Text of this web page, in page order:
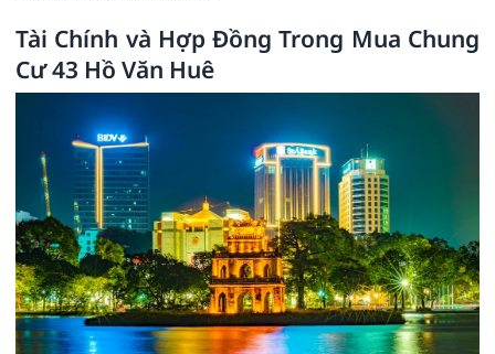
Tài Chính và Hợp Đồng Trong Mua Chung
Cư 43 Hồ Văn Huê